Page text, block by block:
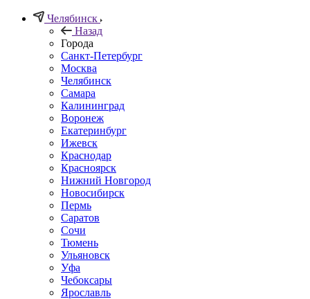
Челябинск
Назад
Города
Санкт-Петербург
Москва
Челябинск
Самара
Калининград
Воронеж
Екатеринбург
Ижевск
Краснодар
Красноярск
Нижний Новгород
Новосибирск
Пермь
Саратов
Сочи
Тюмень
Ульяновск
Уфа
Чебоксары
Ярославль